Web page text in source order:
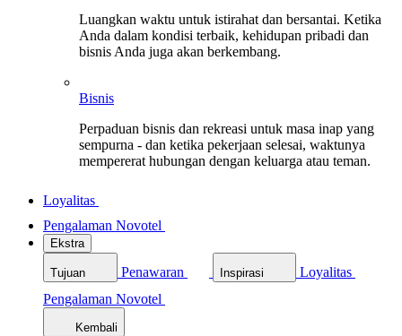
Luangkan waktu untuk istirahat dan bersantai. Ketika
Anda dalam kondisi terbaik, kehidupan pribadi dan
bisnis Anda juga akan berkembang.
Bisnis
Perpaduan bisnis dan rekreasi untuk masa inap yang
sempurna - dan ketika pekerjaan selesai, waktunya
mempererat hubungan dengan keluarga atau teman.
Loyalitas
Pengalaman Novotel
Ekstra
Tujuan Penawaran Inspirasi
Loyalitas
Pengalaman Novotel
Kembali